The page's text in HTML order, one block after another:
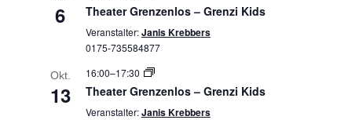
6 Theater Grenzenlos – Grenzi Kids
Veranstalter:Janis Krebbers
0175-735584877
Okt.
13
16:00–17:30
Theater Grenzenlos – Grenzi Kids
Veranstalter:Janis Krebbers